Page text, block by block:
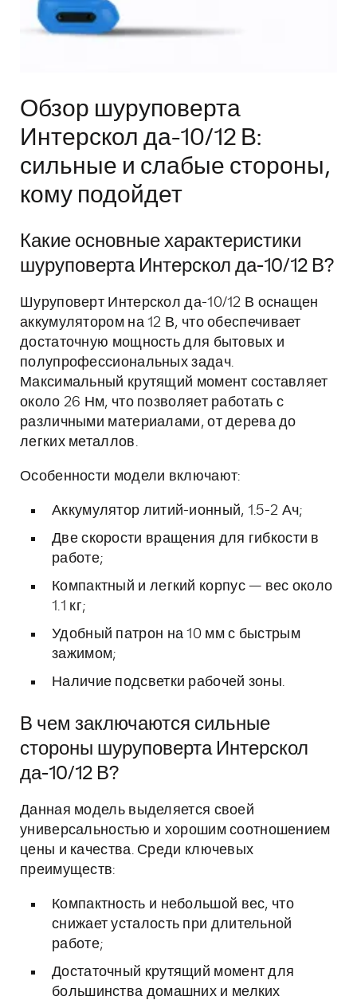
Обзор шуруповерта
Интерскол да-10/12 В:
сильные и слабые стороны,
кому подойдет
Какие основные характеристики
шуруповерта Интерскол да-10/12 В?
Шуруповерт Интерскол да-10/12 В оснащен
аккумулятором на 12 В, что обеспечивает
достаточную мощность для бытовых и
полупрофессиональных задач.
Максимальный крутящий момент составляет
около 26 Нм, что позволяет работать с
различными материалами, от дерева до
легких металлов.
Особенности модели включают:
Аккумулятор литий-ионный, 1.5-2 Ач;
Две скорости вращения для гибкости в
работе;
Компактный и легкий корпус — вес около
1.1 кг;
Удобный патрон на 10 мм с быстрым
зажимом;
Наличие подсветки рабочей зоны.
В чем заключаются сильные
стороны шуруповерта Интерскол
да-10/12 В?
Данная модель выделяется своей
универсальностью и хорошим соотношением
цены и качества. Среди ключевых
преимуществ:
Компактность и небольшой вес, что
снижает усталость при длительной
работе;
Достаточный крутящий момент для
большинства домашних и мелких